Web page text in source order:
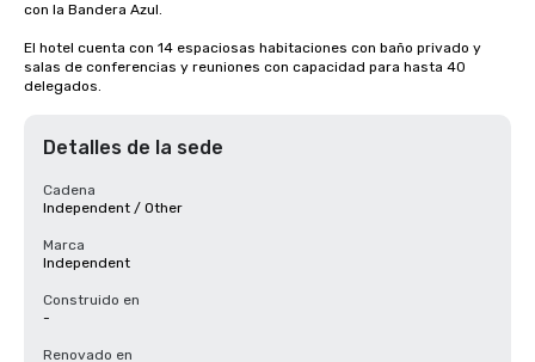
con la Bandera Azul.
El hotel cuenta con 14 espaciosas habitaciones con baño privado y
salas de conferencias y reuniones con capacidad para hasta 40
delegados.
Detalles de la sede
Cadena
Independent / Other
Marca
Independent
Construido en
-
Renovado en